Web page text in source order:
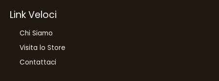
Link Veloci
Chi Siamo
Visita lo Store
Contattaci